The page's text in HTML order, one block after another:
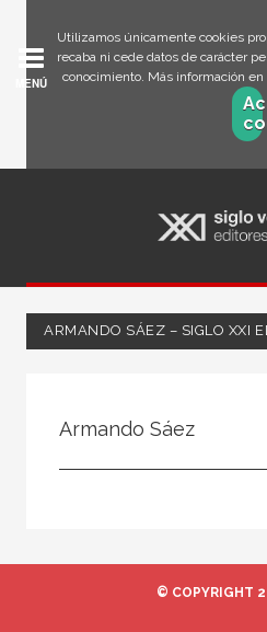
Utilizamos únicamente cookies
recaba ni cede datos de carácter
conocimiento. Más información
MENÚ
ARMANDO SÁEZ – SIGLO XXI
Armando Sáez
© COPYRIGHT